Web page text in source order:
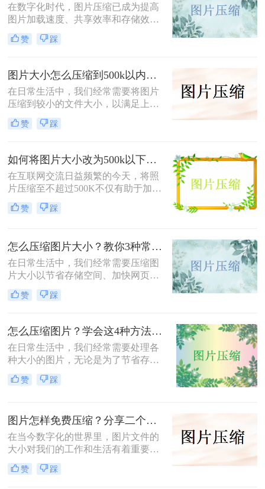
解电脑的内存压力，让它运行更加顺
畅。那么你们知道照片如何免费压缩
吗？相信这篇文章可以给你一点参
考。
在数字化时代，图片压缩已成为提高
图片加载速度、共享效率和存储效率
的重要手段。无论是个人用户还是企
业用户，都经常需要将照片压缩到特
压缩照片500kb以内呢？本文将介绍
四种将照片压缩到500KB以内的方
法。
赞 踩
图片大小怎么压缩到500k以内？分享四种常用压缩方法！
在日常生活中，我们经常需要将图片
压缩到较小的文件大小，以满足上
传、发送或存储的需求那么图片大小
怎么压缩到500k以内呢？本文将介绍
法。
赞 踩
如何将图片大小改为500k以下？教你2个不同平台的方法！
在互联网交流日益频繁的今天，将照
片压缩至不超过500K不仅有助于加快
网页加载速度、减少电子邮件附件体
积，还能满足许多平台对上传图片大
效的方法来帮助您轻松实现这一目
标。
赞 踩
怎么压缩图片大小？教你3种常用压缩方法！
在日常生活中，我们经常需要压缩图
片大小以节省存储空间、加快网页加
载速度或方便文件传输。那么怎么压
缩图片大小呢？本文将介绍三种压缩
片压缩。
赞 踩
怎么压缩图片？学会这4种方法可以轻松压缩大小!
在日常生活中，我们经常需要处理各
种大小的图片，无论是为了节省存储
空间，还是为了加快网页加载速度，
压缩图片都是一个非常实用的技能。
赞 踩
图片怎样免费压缩？分享二个简单易用的压缩方法！
在当今数字化的世界里，图片文件的
大小对我们的工作和生活有着重要影
响。无论是为了加速网页加载速度、
满足社交媒体平台的上传要求，还是
赞 踩